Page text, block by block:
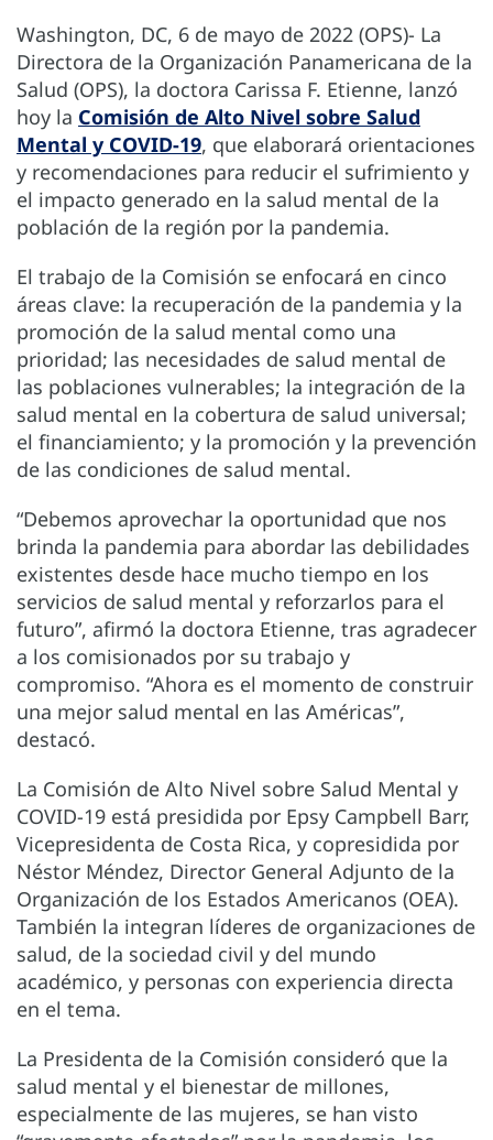
Washington, DC, 6 de mayo de 2022 (OPS)- La
Directora de la Organización Panamericana de la
Salud (OPS), la doctora Carissa F. Etienne, lanzó
hoy la Comisión de Alto Nivel sobre Salud
Mental y COVID-19, que elaborará orientaciones
y recomendaciones para reducir el sufrimiento y
el impacto generado en la salud mental de la
población de la región por la pandemia.
El trabajo de la Comisión se enfocará en cinco
áreas clave: la recuperación de la pandemia y la
promoción de la salud mental como una
prioridad; las necesidades de salud mental de
las poblaciones vulnerables; la integración de la
salud mental en la cobertura de salud universal;
el financiamiento; y la promoción y la prevención
de las condiciones de salud mental.
“Debemos aprovechar la oportunidad que nos
brinda la pandemia para abordar las debilidades
existentes desde hace mucho tiempo en los
servicios de salud mental y reforzarlos para el
futuro”, afirmó la doctora Etienne, tras agradecer
a los comisionados por su trabajo y
compromiso. “Ahora es el momento de construir
una mejor salud mental en las Américas”,
destacó.
La Comisión de Alto Nivel sobre Salud Mental y
COVID-19 está presidida por Epsy Campbell Barr,
Vicepresidenta de Costa Rica, y copresidida por
Néstor Méndez, Director General Adjunto de la
Organización de los Estados Americanos (OEA).
También la integran líderes de organizaciones de
salud, de la sociedad civil y del mundo
académico, y personas con experiencia directa
en el tema.
La Presidenta de la Comisión consideró que la
salud mental y el bienestar de millones,
especialmente de las mujeres, se han visto